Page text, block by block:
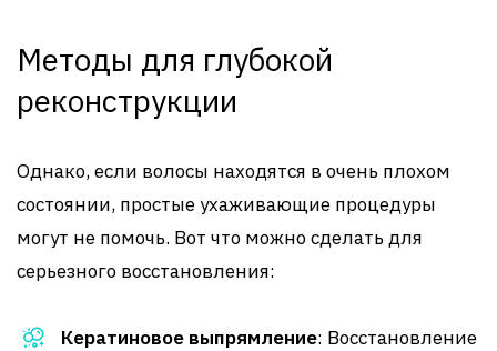
Методы для глубокой
реконструкции
Однако, если волосы находятся в очень плохом
состоянии, простые ухаживающие процедуры
могут не помочь. Вот что можно сделать для
серьезного восстановления:
Кератиновое выпрямление: Восстановление